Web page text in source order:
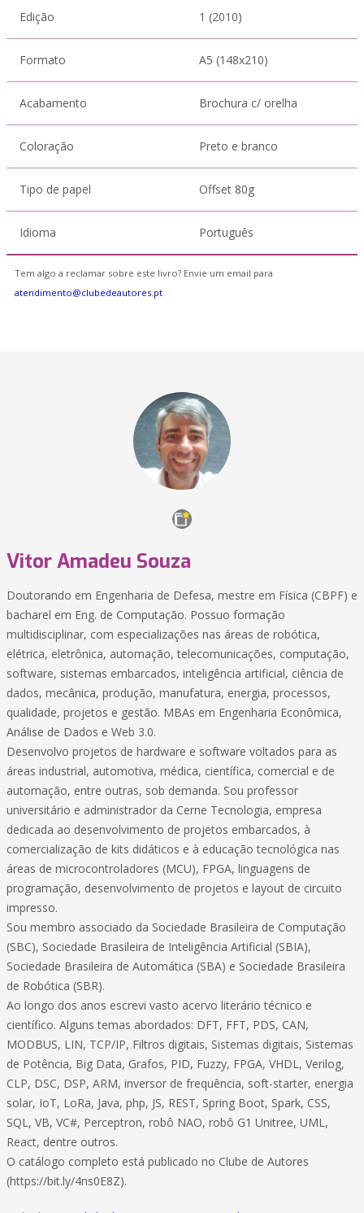
Edição 1 (2010)
Formato A5 (148x210)
Acabamento Brochura c/ orelha
Coloração Preto e branco
Tipo de papel Offset 80g
Idioma Português
Tem algo a reclamar sobre este livro? Envie um email para
atendimento@clubedeautores.pt
Vitor Amadeu Souza
Doutorando em Engenharia de Defesa, mestre em Física (CBPF) e
bacharel em Eng. de Computação. Possuo formação
multidisciplinar, com especializações nas áreas de robótica,
elétrica, eletrônica, automação, telecomunicações, computação,
software, sistemas embarcados, inteligência artificial, ciência de
dados, mecânica, produção, manufatura, energia, processos,
qualidade, projetos e gestão. MBAs em Engenharia Econômica,
Análise de Dados e Web 3.0.
Desenvolvo projetos de hardware e software voltados para as
áreas industrial, automotiva, médica, científica, comercial e de
automação, entre outras, sob demanda. Sou professor
universitário e administrador da Cerne Tecnologia, empresa
dedicada ao desenvolvimento de projetos embarcados, à
comercialização de kits didáticos e à educação tecnológica nas
áreas de microcontroladores (MCU), FPGA, linguagens de
programação, desenvolvimento de projetos e layout de circuito
impresso.
Sou membro associado da Sociedade Brasileira de Computação
(SBC), Sociedade Brasileira de Inteligência Artificial (SBIA),
Sociedade Brasileira de Automática (SBA) e Sociedade Brasileira
de Robótica (SBR).
Ao longo dos anos escrevi vasto acervo literário técnico e
científico. Alguns temas abordados: DFT, FFT, PDS, CAN,
MODBUS, LIN, TCP/IP, Filtros digitais, Sistemas digitais, Sistemas
de Potência, Big Data, Grafos, PID, Fuzzy, FPGA, VHDL, Verilog,
CLP, DSC, DSP, ARM, inversor de frequência, soft-starter, energia
solar, IoT, LoRa, Java, php, JS, REST, Spring Boot, Spark, CSS,
SQL, VB, VC#, Perceptron, robô NAO, robô G1 Unitree, UML,
React, dentre outros.
O catálogo completo está publicado no Clube de Autores
(https://bit.ly/4ns0E8Z).